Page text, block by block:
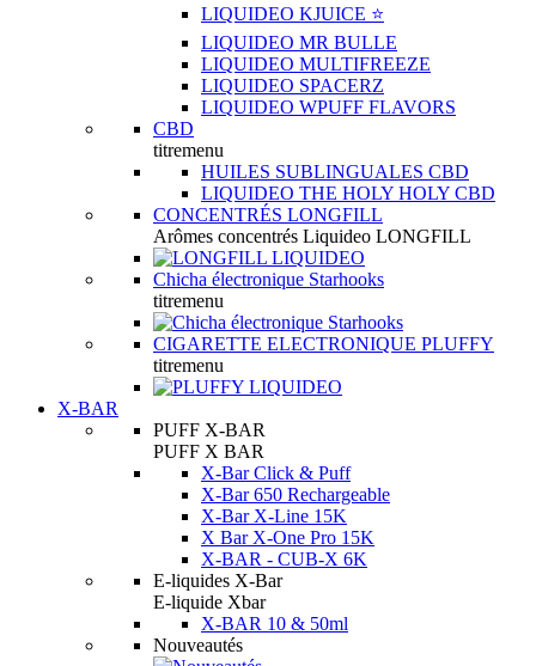
LIQUIDEO KJUICE ⭐️
LIQUIDEO MR BULLE
LIQUIDEO MULTIFREEZE
LIQUIDEO SPACERZ
LIQUIDEO WPUFF FLAVORS
CBD
titremenu
HUILES SUBLINGUALES CBD
LIQUIDEO THE HOLY HOLY CBD
CONCENTRÉS LONGFILL
Arômes concentrés Liquideo LONGFILL
Chicha électronique Starhooks
titremenu
CIGARETTE ELECTRONIQUE PLUFFY
titremenu
X-BAR
PUFF X-BAR
PUFF X BAR
X-Bar Click & Puff
X-Bar 650 Rechargeable
X-Bar X-Line 15K
X Bar X-One Pro 15K
X-BAR - CUB-X 6K
E-liquides X-Bar
E-liquide Xbar
X-BAR 10 & 50ml
Nouveautés